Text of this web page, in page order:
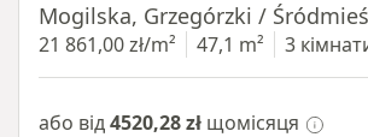
Mogilska, Grzegórzki /
21 861,00 zł/m² 47,1 m² 3
або від4520,28 zł щомісяця